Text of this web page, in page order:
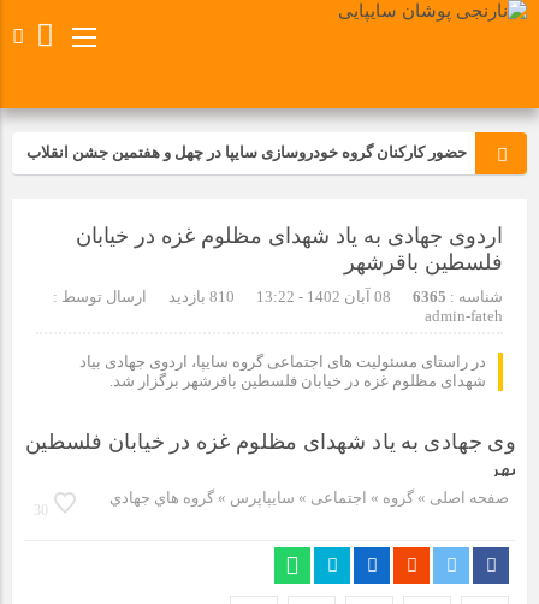
حضور کارکنان گروه خودروسازی سایپا در چهل و هفتمین جشن انقلاب
تجدید بیعت کارکنان شرکت پارس خودرو با آرمان های رهبر کبیر و فقید
انقلاب اسلامی ایران
مسابقات ورزشی در مگاموتوربا استقبال کارکنان برگزار شد
مراسم عزاداری و ذکرمصیبت سالروز شهادت امام محمدتقی(ع) در
شرکت زامیاد
تجربه‌ای میدانی از صنعت برای دانش‌آموزان فنی‌وحرفه‌ای؛ بازدید
مراسم بزرگداشت سالروز آزادسازی خرمشهر در شرکت پارس خودرو
برگزار شد
اردوی جهادی به یاد شهدای مظلوم غزه در خیابان
فلسطین باقرشهر
شناسه : 6365 08 آبان 1402 - 13:22
ارسال توسط :
admin-fateh
در راستای مسئولیت های اجتماعی گروه سایپا، اردوی جهادی بیاد
شهدای مظلوم غزه در خیابان فلسطین باقرشهر برگزار شد.
صفحه اصلی » گروه » اجتماعی » سایپاپرس » گروه هاي جهادي
30